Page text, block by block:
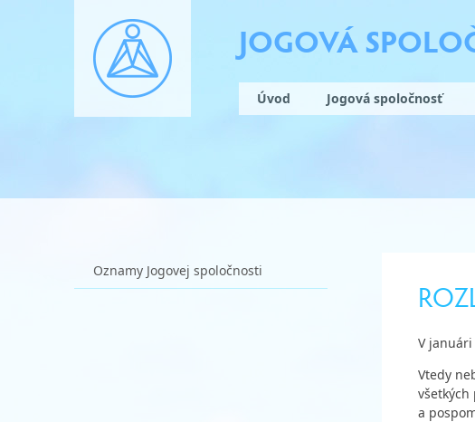
JOGOVÁ
Úvod Jogová spoločnosť
V
Vtedy
a
Oznamy Jogovej spoločnosti